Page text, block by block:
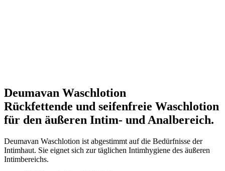
Deumavan Waschlotion
Rückfettende und seifenfreie Waschlotion
für den äußeren Intim- und Analbereich.
Deumavan Waschlotion ist abgestimmt auf die Bedürfnisse der
Intimhaut. Sie eignet sich zur täglichen Intimhygiene des äußeren
Intimbereichs.